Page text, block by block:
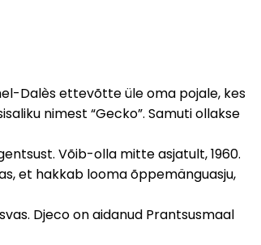
Dalès ettevõtte üle oma pojale, kes
nimest “Gecko”. Samuti ollakse
Võib-olla mitte asjatult, 1960.
et hakkab looma õppemänguasju,
Djeco on aidanud Prantsusmaal